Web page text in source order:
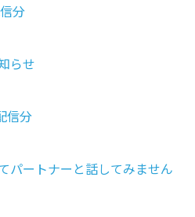
分
らせ
信分
ートナーと話してみません